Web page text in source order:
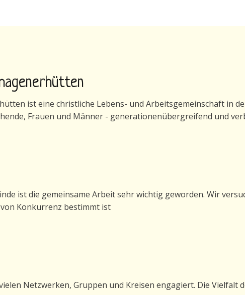
ist eine christliche Lebens- und Arbeitsgemeinschaft in
Frauen und Männer - generationenübergreifend und
ist die gemeinsame Arbeit sehr wichtig geworden. Wir
Konkurrenz bestimmt ist
Netzwerken, Gruppen und Kreisen engagiert. Die Vielfalt